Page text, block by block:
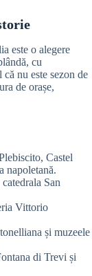
este o alegere
cu
nu este sezon de
de orașe,
Castel
napoletană.
San
Vittorio
și muzeele
di Trevi și